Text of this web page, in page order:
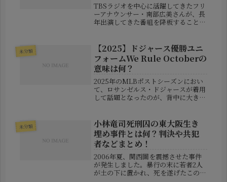
TBSラジオを中心に活躍してきたフリ
ーアナウンサー・南部広美さんが、長
年出演してきた番組を降板することが
間では「どうして降板したのか？」
「体調不良の詳細は？」「私生活はど
んな...
未分類
【2025】ドジャース優勝ユニ
フォームWe Rule Octoberの
意味は何？
2025年のMLBポストシーズンにおい
て、ロサンゼルス・ドジャースが着用
して話題となったのが、背中に大きく
ユニフォームです。この言葉は単なる
ファッション的な演出...
未分類
小林竜司死刑囚の東大阪生き
埋め事件とは何？判決や共犯
者などまとめ！
2006年夏、関西圏を震撼させた事件
が発生しました。暴行の末に若者2人
が土の下に置かれ、死を遂げたこの事